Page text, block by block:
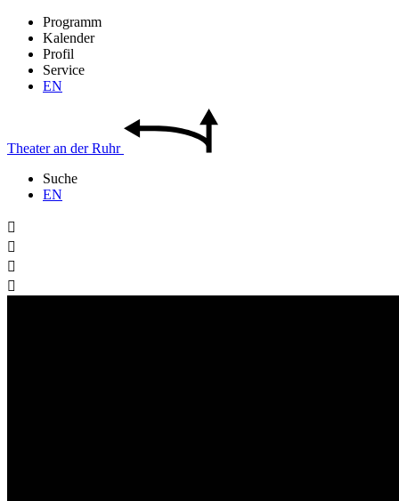
Programm
Kalender
Profil
Service
EN
Theateran derRuhr
Suche
EN



